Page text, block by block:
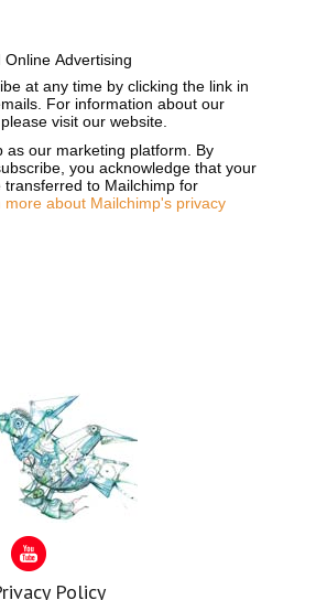
Online Advertising
at any time by clicking the link in
For information about our
visit our website.
as our marketing platform. By
you acknowledge that your
transferred to Mailchimp for
more about Mailchimp's privacy
Instagram
Policy